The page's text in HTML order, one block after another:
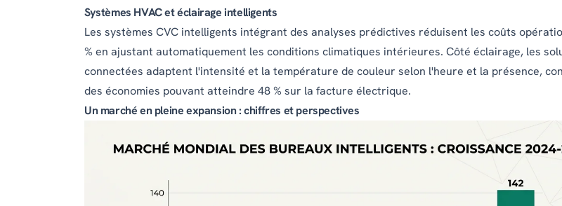
Systèmes HVAC et éclairage intelligents
Les systèmes CVC intelligents intégrant des analyses prédictives réduisent les coûts
% en ajustant automatiquement les conditions climatiques intérieures. Côté éclairage, les
connectées adaptent l'intensité et la température de couleur selon l'heure et la présence,
des économies pouvant atteindre 48 % sur la facture électrique.
Un marché en pleine expansion : chiffres et perspectives